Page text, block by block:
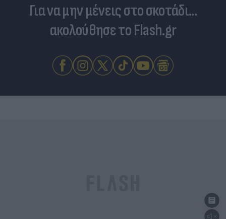
Για να μην μένεις στο σκοτάδι...
ακολούθησε το Flash.gr